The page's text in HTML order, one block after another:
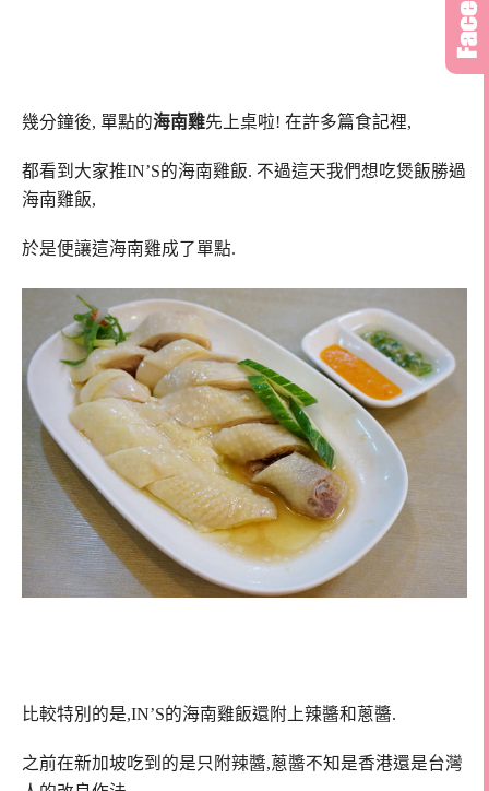
幾分鐘後, 單點的海南雞先上桌啦! 在許多篇食記裡,
都看到大家推IN’S的海南雞飯. 不過這天我們想吃煲飯勝過
海南雞飯,
於是便讓這海南雞成了單點.
比較特別的是,IN’S的海南雞飯還附上辣醬和蔥醬.
之前在新加坡吃到的是只附辣醬,蔥醬不知是香港還是台灣